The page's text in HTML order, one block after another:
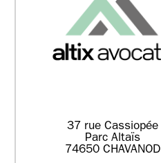
37 rue Cassiopée
Parc Altaïs
74650 CHAVANOD